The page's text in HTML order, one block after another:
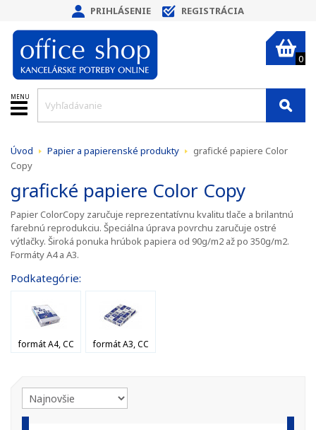
PRIHLÁSENIE REGISTRÁCIA
0
MENU
Úvod Papier a papierenské produkty
grafické papiere Color
Copy
grafické papiere Color Copy
Papier ColorCopy zaručuje reprezentatívnu kvalitu tlače a brilantnú
farebnú reprodukciu. Špeciálna úprava povrchu zaručuje ostré
výtlačky. Široká ponuka hrúbok papiera od 90g/m2 až po 350g/m2.
Formáty A4 a A3.
Podkategórie:
formát A4, CC formát A3, CC